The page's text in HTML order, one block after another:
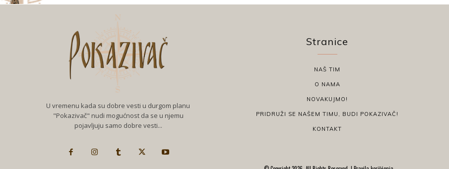
U vremenu kada su dobre vesti u durgom planu
"Pokazivač" nudi mogućnost da se u njemu
pojavljuju samo dobre vesti...
Stranice
NAŠ TIM
O NAMA
NOVAKUJMO!
PRIDRUŽI SE NAŠEM TIMU, BUDI POKAZIVAČ!
KONTAKT